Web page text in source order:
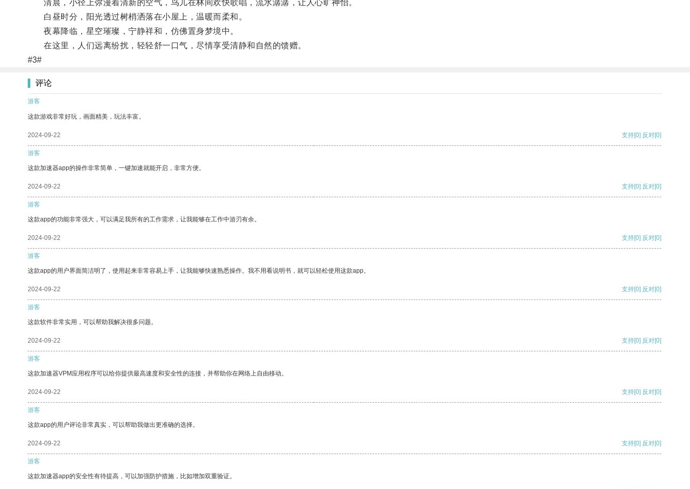
清晨，小径上弥漫着清新的空气，鸟儿在林间欢快歌唱，流水潺潺，让人心旷神怡。
白昼时分，阳光透过树梢洒落在小屋上，温暖而柔和。
夜幕降临，星空璀璨，宁静祥和，仿佛置身梦境中。
在这里，人们远离纷扰，轻轻舒一口气，尽情享受清静和自然的馈赠。
#3#
评论
游客
这款游戏非常好玩，画面精美，玩法丰富。
2024-09-22 支持[0] 反对[0]
游客
这款加速器app的操作非常简单，一键加速就能开启，非常方便。
2024-09-22 支持[0] 反对[0]
游客
这款app的功能非常强大，可以满足我所有的工作需求，让我能够在工作中游刃有余。
2024-09-22 支持[0] 反对[0]
游客
这款app的用户界面简洁明了，使用起来非常容易上手，让我能够快速熟悉操作。我不用看说明书，就可以轻松使用这款app。
2024-09-22 支持[0] 反对[0]
游客
这款软件非常实用，可以帮助我解决很多问题。
2024-09-22 支持[0] 反对[0]
游客
这款加速器VPM应用程序可以给你提供最高速度和安全性的连接，并帮助你在网络上自由移动。
2024-09-22 支持[0] 反对[0]
游客
这款app的用户评论非常真实，可以帮助我做出更准确的选择。
2024-09-22 支持[0] 反对[0]
游客
这款加速器app的安全性有待提高，可以加强防护措施，比如增加双重验证。